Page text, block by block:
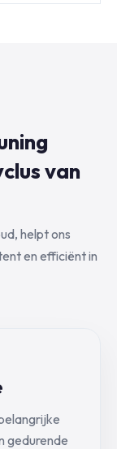
van
helpt ons
en efficiënt in
gedurende